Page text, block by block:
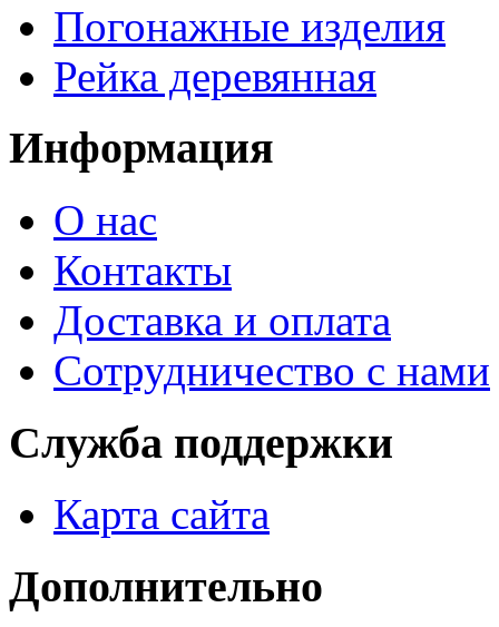
Погонажные изделия
Рейка деревянная
Информация
О нас
Контакты
Доставка и оплата
Сотрудничество с нами
Служба поддержки
Карта сайта
Дополнительно